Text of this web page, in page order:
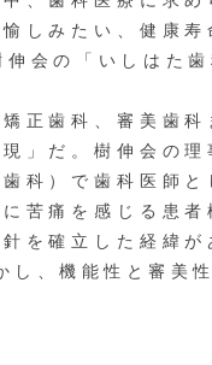
しみたい、健康
会の「いしはた
歯科、審美歯科
」だ。樹伸会の
科）で歯科医師
苦痛を感じる患
を確立した経緯
、機能性と審美